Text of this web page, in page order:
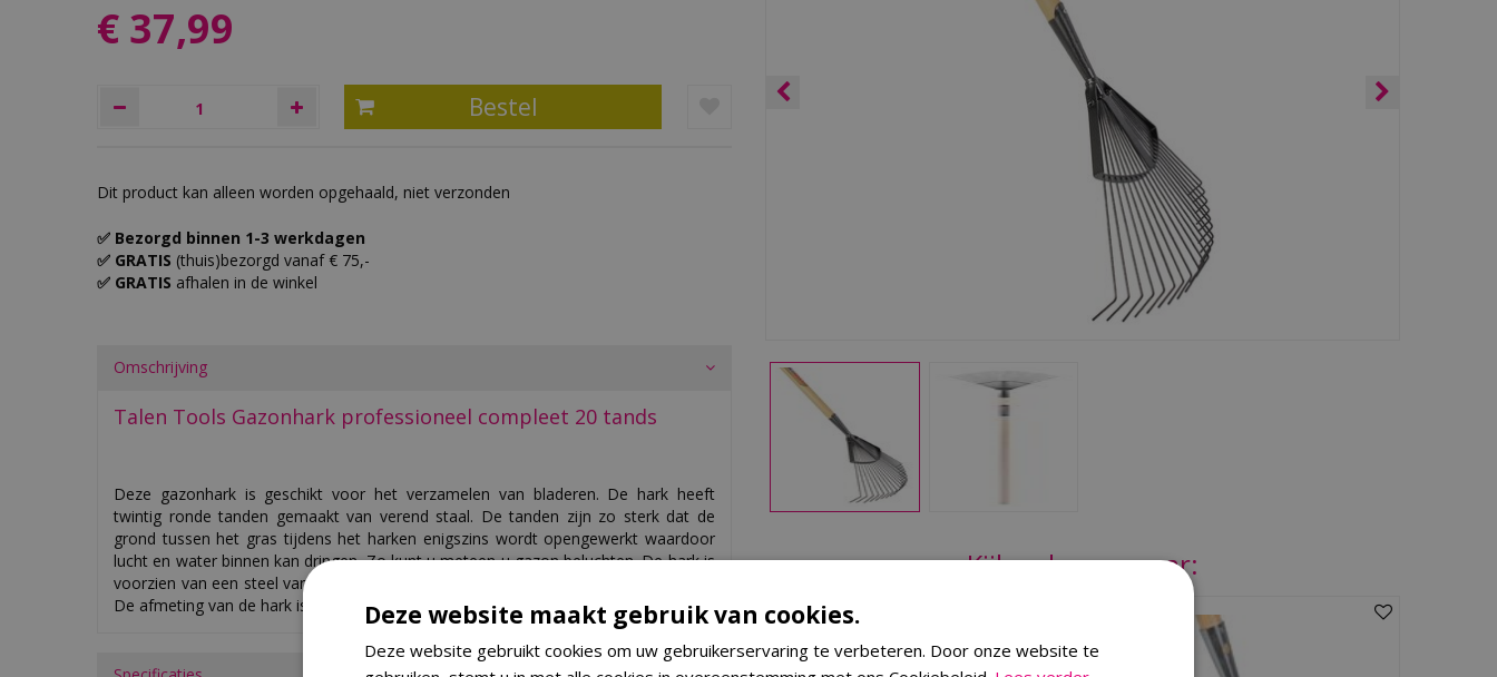
€ 37,99
Dit product kan alleen worden opgehaald, niet verzonden
✅ Bezorgd binnen 1-3 werkdagen
✅ GRATIS (thuis)bezorgd vanaf € 75,-
✅ GRATIS afhalen in de winkel
Omschrijving
Talen Tools Gazonhark professioneel compleet 20 tands
Deze gazonhark is geschikt voor het verzamelen van bladeren. De hark heeft
twintig ronde tanden gemaakt van verend staal. De tanden zijn zo sterk dat de
grond tussen het gras tijdens het harken enigszins wordt opengewerkt waardoor
lucht en water binnen kan dringen. Zo kunt u meteen u gazon beluchten. De hark is
voorzien van een steel van 140cm. Het totale gewicht van deze hark is 1282 gram.
De afmeting van de hark is: 420x370mm.
Kijk ook eens naar:
Deze website maakt gebruik van cookies.
Deze website gebruikt cookies om uw gebruikerservaring te verbeteren. Door onze website te